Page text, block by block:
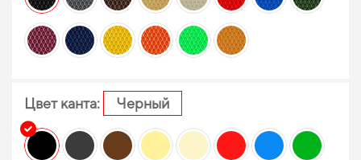
Цвет канта: Черный